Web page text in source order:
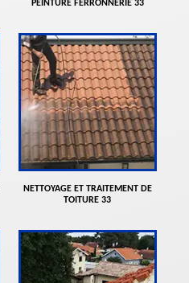
PEINTURE FERRONNERIE 33
NETTOYAGE ET TRAITEMENT DE
TOITURE 33